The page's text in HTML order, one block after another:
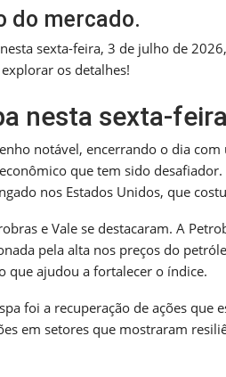
do mercado.
sexta-feira, 3 de julho de
os detalhes!
nesta sexta-feira
notável, encerrando o dia
que tem sido
nos Estados Unidos, que
e Vale se destacaram. A
pela alta nos preços do
que ajudou a fortalecer o índice.
foi a recuperação de ações que
em setores que mostraram